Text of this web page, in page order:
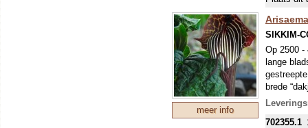
meer info
SIKKIM-
Op 2500 -
lange
brede
Zeer
702355.1